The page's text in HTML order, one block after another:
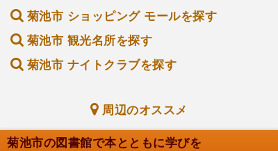
菊池市 ショッピング モールを探す
菊池市 観光名所を探す
菊池市 ナイトクラブを探す
周辺のオススメ
菊池市の図書館で本とともに学びを